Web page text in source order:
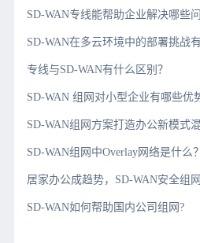
SD-WAN专线能帮助企业解决哪些问
SD-WAN在多云环境中的部署挑战有
专线与SD-WAN有什么区别？
SD-WAN 组网对小型企业有哪些优
SD-WAN组网方案打造办公新模式
SD-WAN组网中Overlay网络是什么？
居家办公成趋势，SD-WAN安全组
SD-WAN如何帮助国内公司组网?